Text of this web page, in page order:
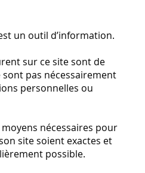
un outil d’information.
sur ce site sont de
pas nécessairement
personnelles ou
nécessaires pour
site soient exactes et
possible.